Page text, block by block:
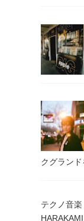
クグランド
テクノ音
HARAKAMI